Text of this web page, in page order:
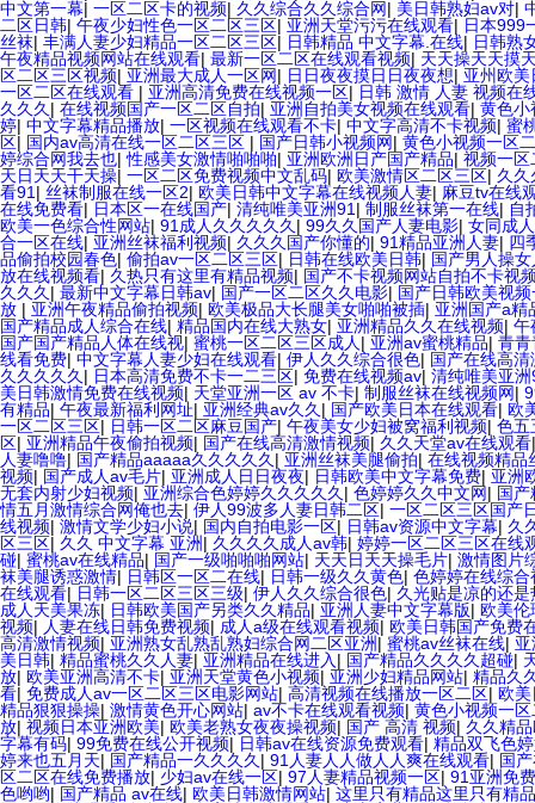
中文第一幕| 一区二区卡的视频| 久久综合久久综合网| 美日韩熟妇av对|
二区日韩| 午夜少妇性色一区二区三区| 亚洲天堂污污在线观看| 日本999
丝袜| 丰满人妻少妇精品一区二区三区| 日韩精品 中文字幕.在线| 日韩熟
午夜精品视频网站在线观看| 最新一区二区在线观看视频| 天天操天天摸
区二区三区视频| 亚洲最大成人一区网| 日日夜夜摸日日夜夜想| 亚州欧
一区二区在线观看 | 亚洲高清免费在线视频一区| 日韩 激情 人妻 视频在
久久久 | 在线视频国产一区二区自拍| 亚洲自拍美女视频在线观看| 黄色小
婷| 中文字幕精品播放| 一区视频在线观看不卡| 中文字高清不卡视频| 蜜
区| 国内av高清在线一区二区三区 | 国产日韩小视频网| 黄色小视频一区
婷综合网我去也|性感美女激情啪啪啪| 亚洲欧洲日产国产精品| 视频一区
天日天天干天操| 一区二区免费视频中文乱码| 欧美激情区二区三区| 久久
看91 | 丝袜制服在线一区2| 欧美日韩中文字幕在线视频人妻| 麻豆tv在线
在线免费看| 日本区一在线国产| 清纯唯美亚洲91 | 制服丝袜第一在线| 自
欧美一色综合性网站| 91成人久久久久久 | 99久久国产人妻电影| 女同成
合一区在线| 亚洲丝袜福利视频| 久久久国产你懂的| 91精品亚洲人妻| 四
品偷拍校园春色| 偷拍av一区二区三区| 日韩在线欧美日韩| 国产男人操
放在线视频看| 久热只有这里有精品视频| 国产不卡视频网站自拍不卡视
久久久 | 最新中文字幕日韩av| 国产一区二区久久电影| 国产日韩欧美视
放 | 亚洲午夜精品偷拍视频| 欧美极品大长腿美女啪啪被插| 亚洲国产a精
国产精品成人综合在线| 精品国内在线大熟女| 亚洲精品久久在线视频| 午
国产国产精品人体在线视| 蜜桃一区二区三区成人 | 亚洲av蜜桃精品| 青青
线看免费| 中文字幕人妻少妇在线观看| 伊人久久综合很色| 国产在线高清
久久久久久 | 日本高清免费不卡一二三区| 免费在线视频av| 清纯唯美亚洲
美日韩激情免费在线视频| 天堂亚洲一区 av 不卡| 制服丝袜在线视频网|
有精品| 午夜最新福利网址| 亚洲经典av久久 | 国产欧美日本在线观看| 欧
一区二区三区| 日韩一区二区麻豆国产| 午夜美女少妇被窝福利视频| 色五
区| 亚洲精品午夜偷拍视频| 国产在线高清激情视频| 久久天堂av在线观看
人妻噜噜| 国产精品aaaaa久久久久久 | 亚洲丝袜美腿偷拍| 在线视频精品
视频| 国产成人av毛片| 亚洲成人日日夜夜| 日韩欧美中文字幕免费| 亚洲
无套内射少妇视频| 亚洲综合色婷婷久久久久久 | 色婷婷久久中文网| 国产
情五月激情综合网俺也去| 伊人99波多人妻日韩二区| 一区二区三区国产
线视频| 激情文学少妇小说| 国内自拍电影一区| 日韩av资源中文字幕| 久
区三区| 久久 中文字幕 亚洲| 久久久久成人av韩| 婷婷一区二区三区在线
碰| 蜜桃av在线精品| 国产一级啪啪啪网站| 天天日天天操毛片| 激情图片
袜美腿诱惑激情| 日韩区一区二在线| 日韩一级久久黄色| 色婷婷在线综合
在线观看| 日韩一区二区三区三级| 伊人久久综合很色| 久光贴是凉的还是
成人天美果冻| 日韩欧美国产另类久久精品| 亚洲人妻中文字幕版| 欧美伦
视频| 人妻在线日韩免费视频| 成人a级在线观看视频| 欧美日韩国产免费
高清激情视频| 亚洲熟女乱熟乱熟妇综合网二区亚洲| 蜜桃av丝袜在线|
美日韩| 精品蜜桃久久人妻| 亚洲精品在线进入 | 国产精品久久久久超碰|
放| 欧美亚洲高清不卡| 亚洲天堂黄色小视频| 亚洲少妇精品网站| 精品久
看| 免费成人av一区二区三区电影网站| 高清视频在线播放一区二区| 欧美
精品狠狠操操| 激情黄色开心网站| av不卡在线观看视频| 黄色小视频一区
放| 视频日本亚洲欧美| 欧美老熟女夜夜操视频| 国产 高清 视频| 久久精
字幕有码| 99免费在线公开视频| 日韩av在线资源免费观看| 精品双飞色
婷来也五月天| 国产精品一久久久久 | 91人妻人人做人人爽在线观看| 国
区二区在线免费播放| 少妇av在线一区| 97人妻精品视频一区| 91亚洲免
色哟哟| 国产精品 av在线| 欧美日韩激情网站| 这里只有精品这里只有精品